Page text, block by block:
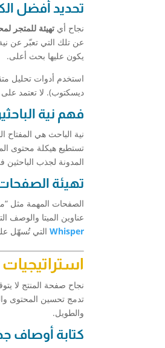
تحديد أفضل
نجاح أيتهيئة للمتجر
عن تلك التي تعبّر عن
يكون عليها بحث أعلى.
استخدم أدوات تحليل
ديسكتوب). لا تعتمد
فهم نية
نية الباحث هي المفتاح
تستطيع هيكلة محتوى
المدونة لجذب
تهيئة
الصفحات المهمة مثل
عناوين الميتا والوصف
Whisper التي تُسهّل
نجاح صفحة المنتج لا
والطويل.
كتابة أوصاف